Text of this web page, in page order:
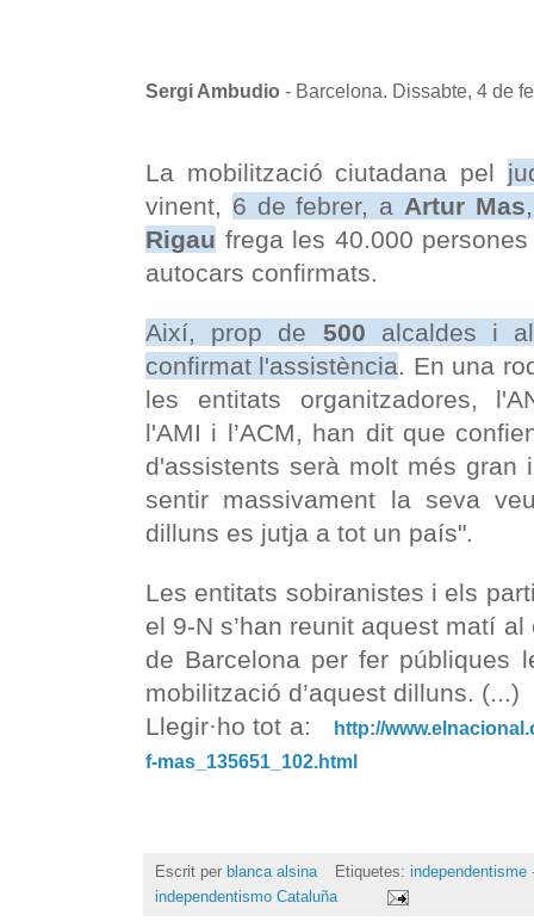
Sergi Ambudio - Barcelona. Dissabte, 4 de
La mobilització ciutadana pel
vinent, 6 de febrer, a Artur Mas
Rigau frega les 40.000
autocars confirmats.
Així, prop de 500 alcaldes i
confirmat l'assistència. En una
les entitats organitzadores,
l'AMI i l’ACM, han dit que
d'assistents serà molt més gran
sentir massivament la seva
dilluns es jutja a tot un país".
Les entitats sobiranistes i els
el 9-N s’han reunit aquest matí
de Barcelona per fer públiques
mobilització d’aquest dilluns. (...)
Llegir·ho tot a:
http://
f-mas_135651_102.html
Escrit per blanca alsina Etiquetes: independentisme
independentismo Cataluña